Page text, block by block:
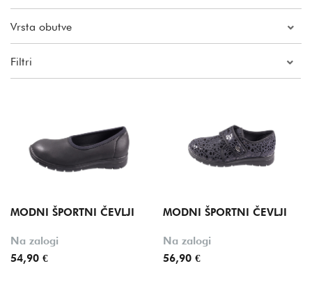
Vrsta obutve
Filtri
Velikost
Oznake
MODNI ŠPORTNI ČEVLJI
Na zalogi
54,90 €
MODNI ŠPORTNI ČEVLJI
Na zalogi
56,90 €